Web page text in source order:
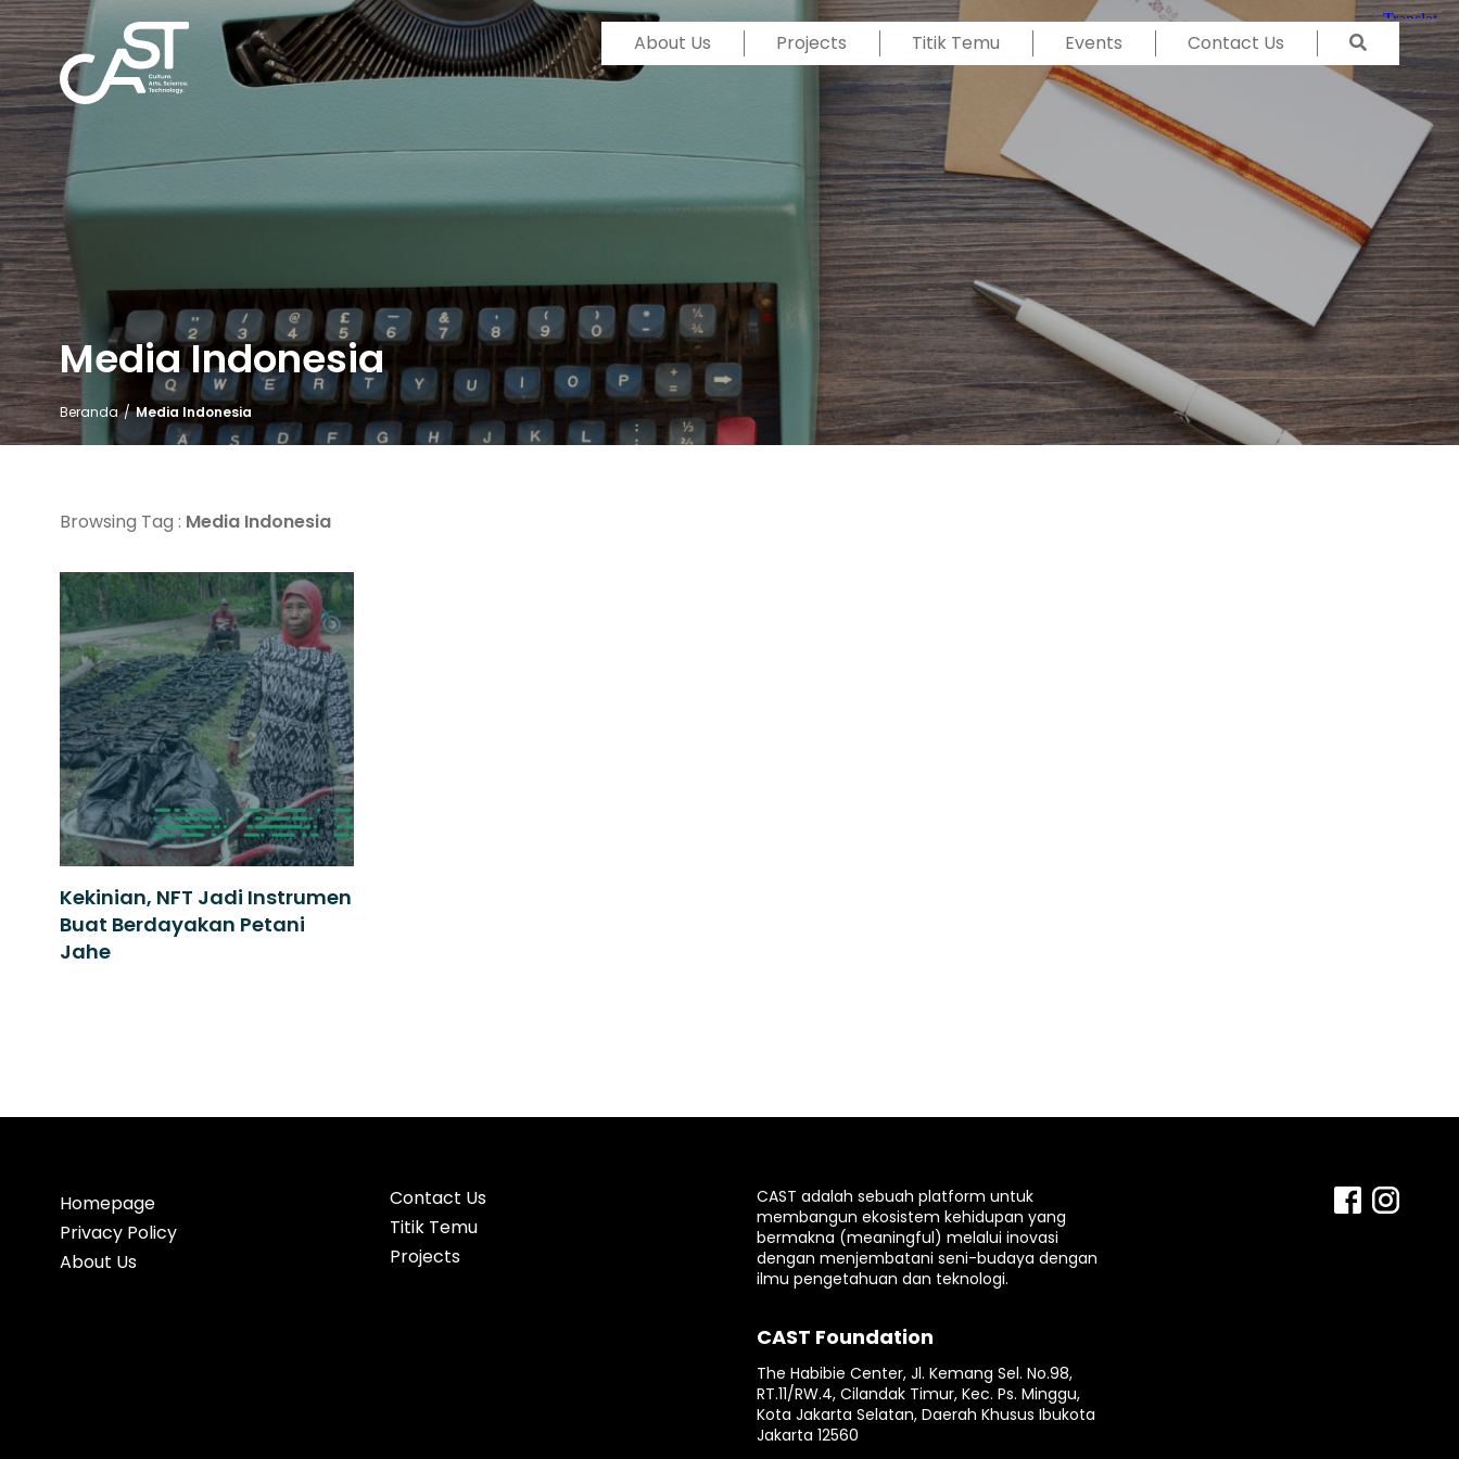
About Us Projects Titik Temu Events Contact Us
Media Indonesia
Beranda / Media Indonesia
Browsing Tag : Media Indonesia
Kekinian, NFT Jadi Instrumen
Buat Berdayakan Petani
Jahe
Homepage
Privacy Policy
About Us
Contact Us
Titik Temu
Projects
CAST adalah sebuah platform untuk
membangun ekosistem kehidupan yang
bermakna (meaningful) melalui inovasi
dengan menjembatani seni-budaya dengan
ilmu pengetahuan dan teknologi.
CAST Foundation
The Habibie Center, Jl. Kemang Sel. No.98,
RT.11/RW.4, Cilandak Timur, Kec. Ps. Minggu,
Kota Jakarta Selatan, Daerah Khusus Ibukota
Jakarta 12560